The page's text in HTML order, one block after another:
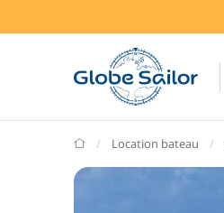
GlobeSailor
Location bateau